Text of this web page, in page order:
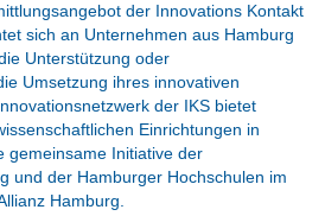
der Innovations Kontakt
sich an Unternehmen aus Hamburg
Unterstützung oder
Umsetzung ihres innovativen
der IKS bietet
Einrichtungen in
gemeinsame Initiative der
und der Hamburger Hochschulen im
Hamburg.